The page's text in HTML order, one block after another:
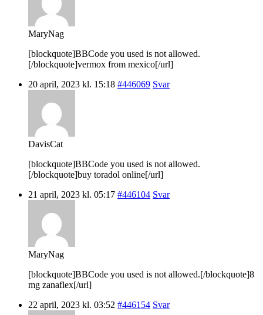
MaryNag
[blockquote]BBCode you used is not allowed.
[/blockquote]vermox from mexico[/url]
20 april, 2023 kl. 15:18 #446069 Svar
DavisCat
[blockquote]BBCode you used is not allowed.
[/blockquote]buy toradol online[/url]
21 april, 2023 kl. 05:17 #446104 Svar
MaryNag
[blockquote]BBCode you used is not allowed.[/blockquote]8
mg zanaflex[/url]
22 april, 2023 kl. 03:52 #446154 Svar